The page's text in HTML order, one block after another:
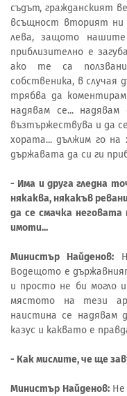
съдът, гражданският
всъщност вторият ни
лева, защото нашите
приблизително е
ако те са
собственика, в случая
трябва да
надявам се...
възтържествува и да
хората... дължим го
държавата да си ги
- Има и друга гледна
някаква, някакъв
да се смачка
имоти...
Министър Найденов:
Водещото е
и просто не би могло
мястото на тези
наистина се надявам
казус и каквато е
- Как мислите, че ще
Министър Найденов: Не